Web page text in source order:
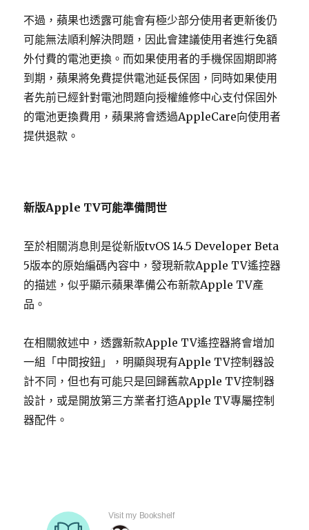
不過，蘋果也透露可能會有極少部分使用者更新後仍
可能無法順利解決問題，因此會建議使用者進行免額
外付費的電池更換。而如果使用者的手機保固期即將
到期，蘋果將免費提供電池延長保固，同時如果使用
者先前已經針對電池問題向授權維修中心支付保固外
的電池更換費用，蘋果將會透過AppleCare向使用者
提供退款。
新版Apple TV可能準備問世
至於相關消息則是從新版tvOS 14.5 Developer Beta
5版本的原始編碼內容中，發現新款Apple TV遙控器
的描述，似乎顯示蘋果準備公布新款Apple TV產
品。
在相關敘述中，透露新款Apple TV遙控器將會增加
一組「中間按鈕」，明顯與現有Apple TV控制器設
計不同，但也有可能只是回歸舊款Apple TV控制器
設計，或是開放第三方業者打造Apple TV專屬控制
器配件。